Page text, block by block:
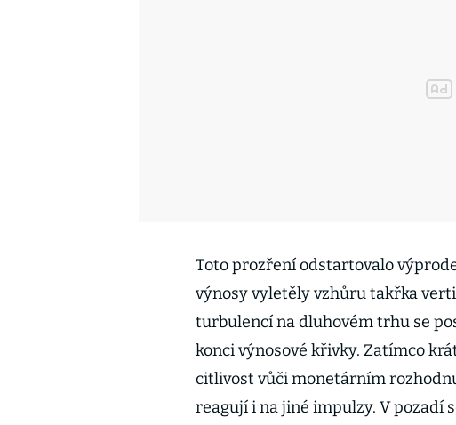
Toto prozření odstartovalo
výnosy vyletěly vzhůru takřka
turbulencí na dluhovém trhu se
konci výnosové křivky. Zatímco
citlivost vůči monetárním
reagují i na jiné impulzy. V pozadí